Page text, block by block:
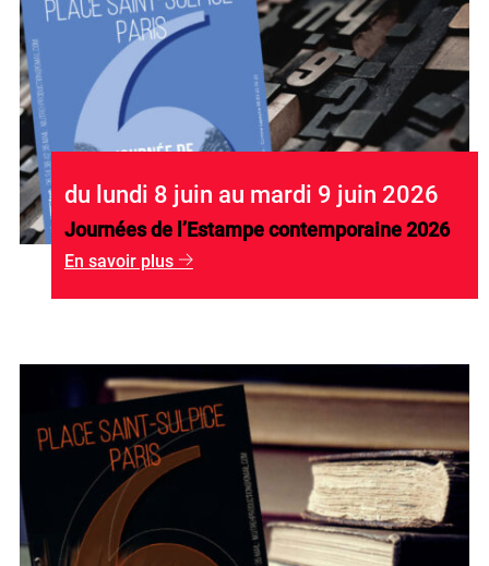
du lundi 8 juin au mardi 9 juin 2026
Journées de l’Estampe contemporaine 2026
En savoir plus g